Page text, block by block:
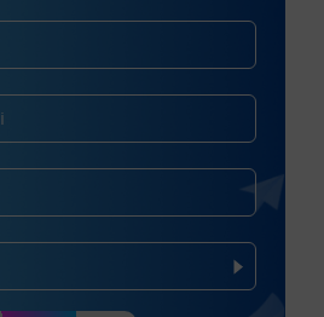
giản nhưng vẫn cực xinh